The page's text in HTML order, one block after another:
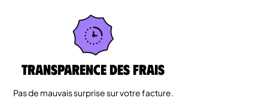
Transparence des Frais
Pas de mauvais surprise sur votre facture.